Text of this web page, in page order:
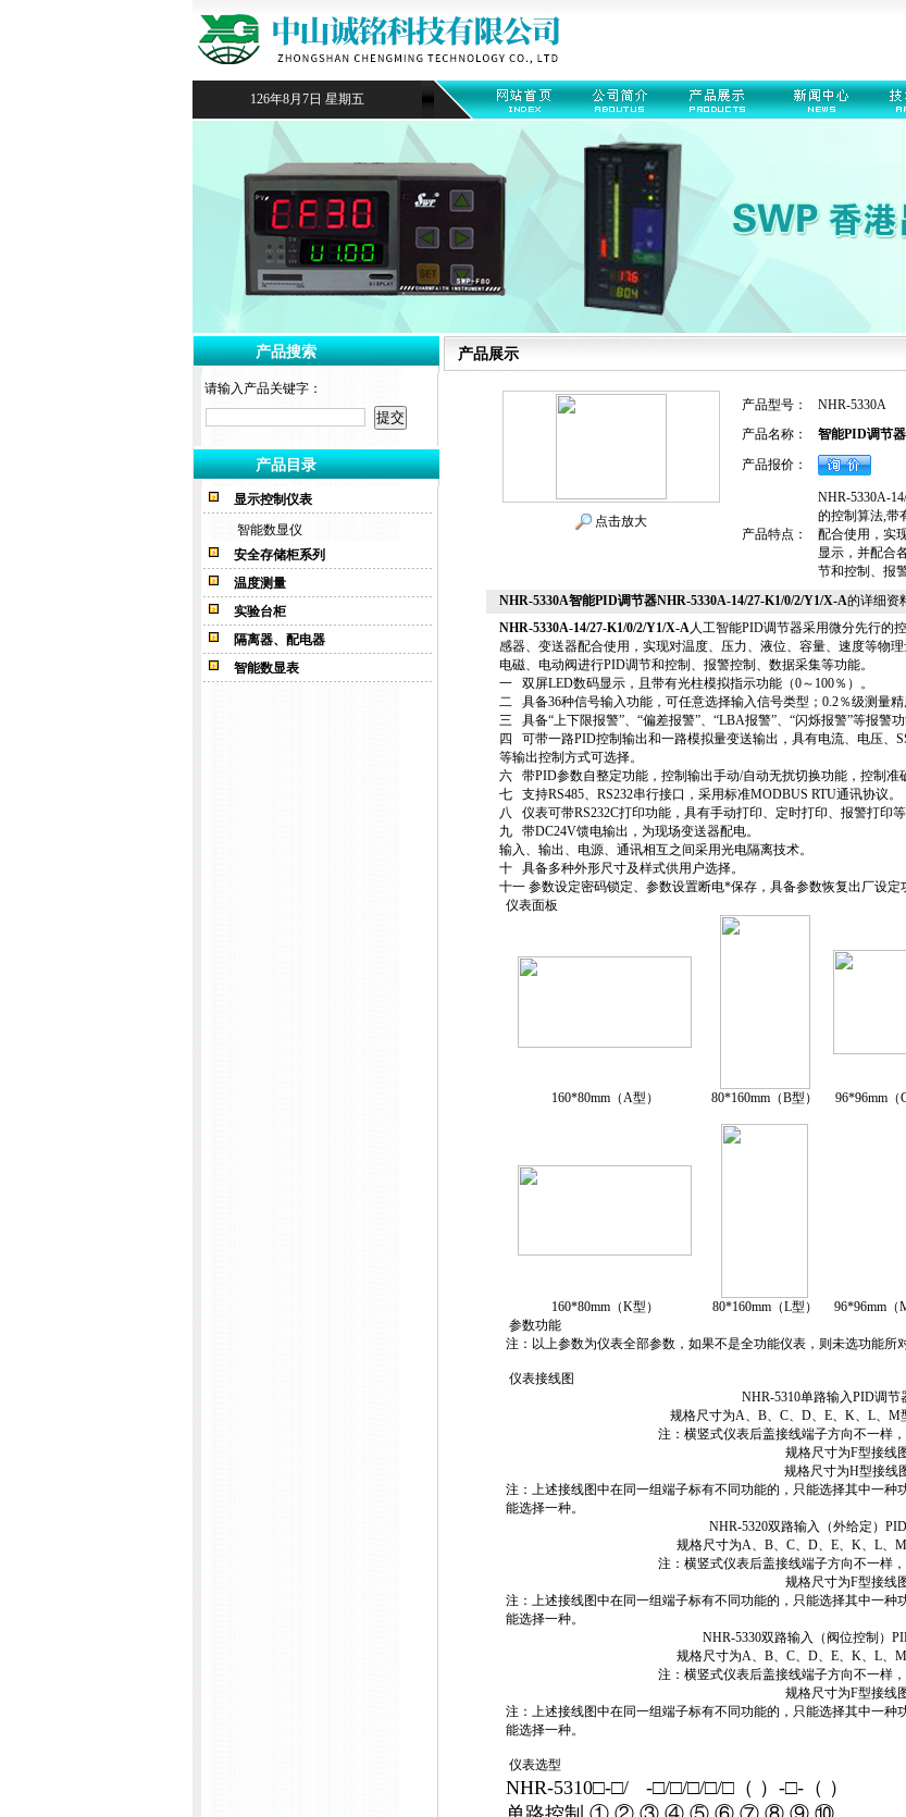
126年8月7日 星期五
产品搜索
请输入产品关键字：
产品目录
显示控制仪表
智能数显仪
安全存储柜系列
温度测量
实验台柜
隔离器、配电器
智能数显表
产品展示
点击放大
产品型号：
NHR-5330A
产品名称：
智能PID调节
产品报价：
产品特点：
NHR-5330A-
的控制算法,带
配合使用，实
显示，并配合
节和控制、报
NHR-5330A智能PID调节器NHR-5330A-14/27-K1/0/2/Y1/X-A的详细资
NHR-5330A-14/27-K1/0/2/Y1/X-A人工智能PID调节器采用微分先行的
感器、变送器配合使用，实现对温度、压力、液位、容量、速度等物
电磁、电动阀进行PID调节和控制、报警控制、数据采集等功能。
一 双屏LED数码显示，且带有光柱模拟指示功能（0～100％）。
二 具备36种信号输入功能，可任意选择输入信号类型；0.2％级测量精
三 具备“上下限报警”、“偏差报警”、“LBA报警”、“闪烁报警”等报警功
四 可带一路PID控制输出和一路模拟量变送输出，具有电流、电压、
等输出控制方式可选择。
六 带PID参数自整定功能，控制输出手动/自动无扰切换功能，控制准
七 支持RS485、RS232串行接口，采用标准MODBUS RTU通讯协议。
八 仪表可带RS232C打印功能，具有手动打印、定时打印、报警打印等
九 带DC24V馈电输出，为现场变送器配电。
输入、输出、电源、通讯相互之间采用光电隔离技术。
十 具备多种外形尺寸及样式供用户选择。
十一 参数设定密码锁定、参数设置断电*保存，具备参数恢复出厂设定
仪表面板
160*80mm（A型） 80*160mm（B型） 96*96mm（
160*80mm（K型） 80*160mm（L型） 96*96mm（
参数功能
注：以上参数为仪表全部参数，如果不是全功能仪表，则未选功能所
仪表接线图
NHR-5310单路输入PID调节
规格尺寸为A、B、C、D、E、K、L、M
注：横竖式仪表后盖接线端子方向不一样，
规格尺寸为F型接线
规格尺寸为H型接线
注：上述接线图中在同一组端子标有不同功能的，只能选择其中一种
能选择一种。
NHR-5320双路输入（外给定）
规格尺寸为A、B、C、D、E、K、L、
注：横竖式仪表后盖接线端子方向不一样，
规格尺寸为F型接线
注：上述接线图中在同一组端子标有不同功能的，只能选择其中一种
能选择一种。
NHR-5330双路输入（阀位控制）
规格尺寸为A、B、C、D、E、K、L、
注：横竖式仪表后盖接线端子方向不一样，
规格尺寸为F型接线
注：上述接线图中在同一组端子标有不同功能的，只能选择其中一种
能选择一种。
仪表选型
NHR-5310□-□/
-□/□/□/□/□（ ）-□-（ ）